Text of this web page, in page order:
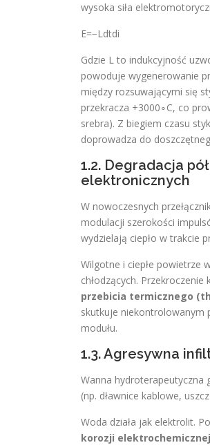
wysoka siła
E=−Ldtdi​
Gdzie L to indukcyjność
powoduje wygenerowanie
między rozsuwającymi się
przekracza +3000∘C, co
srebra). Z biegiem czasu
doprowadza do
1.2. Degradacja
elektronicznych
W nowoczesnych
modulacji szerokości
wydzielają ciepło w trakcie
Wilgotne i ciepłe powietrze
chłodzących.
przebicia termicznego
skutkuje niekontrolowanym
modułu.
1.3. Agresywna
Wanna hydroterapeutyczna
(np. dławnice kablowe,
Woda działa jak elektrolit.
korozji